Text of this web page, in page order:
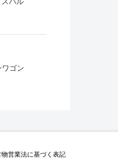
ワゴン
物営業法に基づく表記